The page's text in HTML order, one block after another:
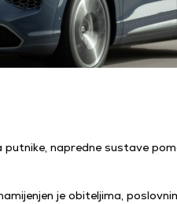
napredne sustave
je obiteljima,